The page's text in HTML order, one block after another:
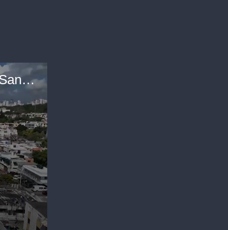
República Dominicana: labores de socorro en Santo Domingo tras el desplome de famosa discoteca